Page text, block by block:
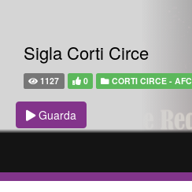
Sigla Corti Circe
1127 0 CORTI CIRCE - AFC
Guarda